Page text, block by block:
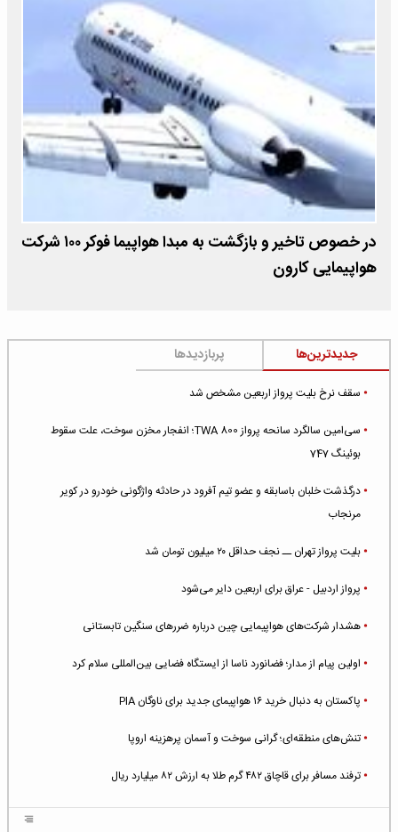
در خصوص تاخیر و بازگشت به مبدا هواپیما فوکر ۱۰۰ شرکت
هواپیمایی کارون
جدیدترین‌ها پربازدیدها
سقف نرخ بلیت پرواز اربعین مشخص شد
سی‌امین سالگرد سانحه پرواز TWA 800؛ انفجار مخزن سوخت، علت سقوط
بوئینگ 747
درگذشت خلبان باسابقه و عضو تیم آفرود در حادثه واژگونی خودرو در کویر
مرنجاب
بلیت پرواز تهران ــ نجف حداقل ۲۰ میلیون تومان شد
پرواز اردبیل - عراق برای اربعین دایر می‌شود
هشدار شرکت‌های هواپیمایی چین درباره ضررهای سنگین تابستانی
اولین پیام از مدار؛ فضانورد ناسا از ایستگاه فضایی بین‌المللی سلام کرد
پاکستان به دنبال خرید ۱۶ هواپیمای جدید برای ناوگان PIA
تنش‌های منطقه‌ای؛ گرانی سوخت و آسمان پرهزینه اروپا
ترفند مسافر برای قاچاق ۴۸۲ گرم طلا به ارزش ۸۲ میلیارد ریال
افزایش سطح تهدید برای ایرلاین‌های فعال در خاورمیانه